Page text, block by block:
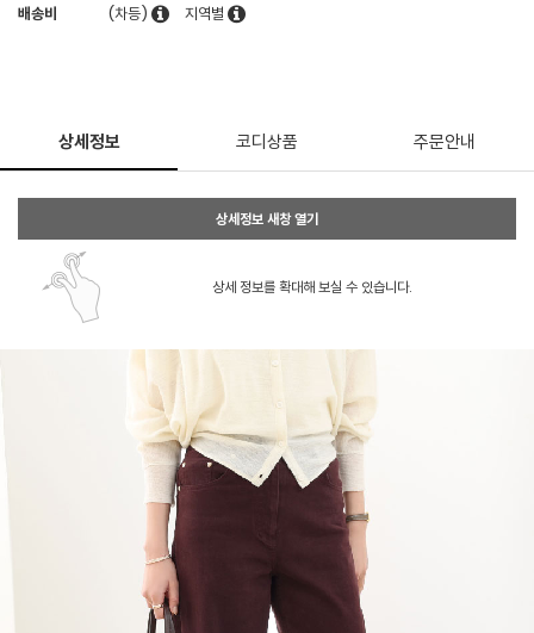
배송비 (차등) 지역별
상세정보 코디상품 주문안내
상세정보 새창 열기
상세 정보를 확대해 보실 수 있습니다.